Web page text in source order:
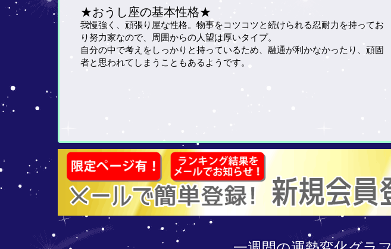
★おうし座の基本性格★
我慢強く、頑張り屋な性格。物事をコツコツと続けられる忍耐力を持ってお
り努力家なので、周囲からの人望は厚いタイプ。
自分の中で考えをしっかりと持っているため、融通が利かなかったり、頑固
者と思われてしまうこともあるようです。